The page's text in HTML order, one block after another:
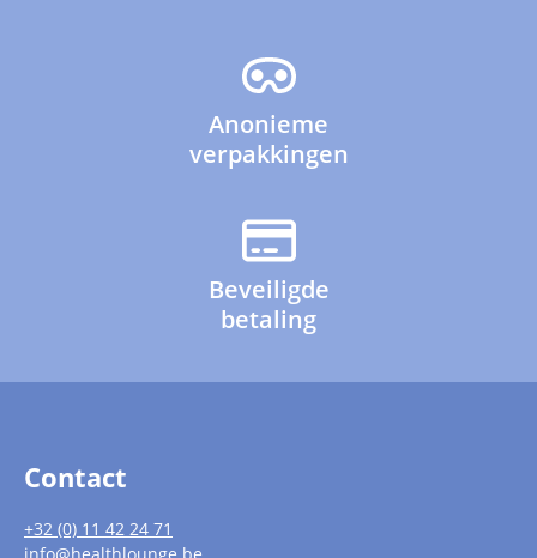
Anonieme
verpakkingen
Beveiligde
betaling
Contact
+32 (0) 11 42 24 71